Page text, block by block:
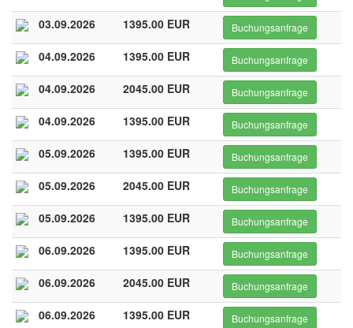
03.09.2026 1395.00 EUR Buchungsanfrage
04.09.2026 1395.00 EUR Buchungsanfrage
04.09.2026 2045.00 EUR Buchungsanfrage
04.09.2026 1395.00 EUR Buchungsanfrage
05.09.2026 1395.00 EUR Buchungsanfrage
05.09.2026 2045.00 EUR Buchungsanfrage
05.09.2026 1395.00 EUR Buchungsanfrage
06.09.2026 1395.00 EUR Buchungsanfrage
06.09.2026 2045.00 EUR Buchungsanfrage
06.09.2026 1395.00 EUR Buchungsanfrage